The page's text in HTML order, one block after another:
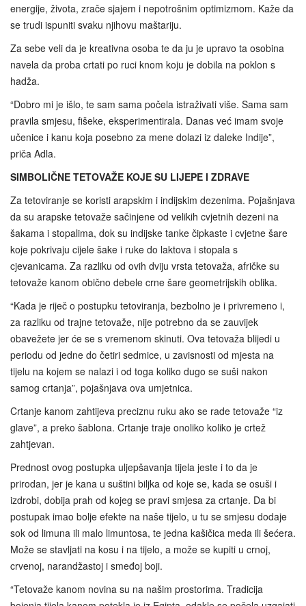
energije, života, zrače sjajem i nepotrošnim optimizmom. Kaže da
se trudi ispuniti svaku njihovu maštariju.
Za sebe veli da je kreativna osoba te da ju je upravo ta osobina
navela da proba crtati po ruci knom koju je dobila na poklon s
hadža.
“Dobro mi je išlo, te sam sama počela istraživati više. Sama sam
pravila smjesu, fišeke, eksperimentirala. Danas već imam svoje
učenice i kanu koja posebno za mene dolazi iz daleke Indije”,
priča Adla.
SIMBOLIČNE TETOVAŽE KOJE SU LIJEPE I ZDRAVE
Za tetoviranje se koristi arapskim i indijskim dezenima. Pojašnjava
da su arapske tetovaže sačinjene od velikih cvjetnih dezeni na
šakama i stopalima, dok su indijske tanke čipkaste i cvjetne šare
koje pokrivaju cijele šake i ruke do laktova i stopala s
cjevanicama. Za razliku od ovih dviju vrsta tetovaža, afričke su
tetovaže kanom obično debele crne šare geometrijskih oblika.
“Kada je riječ o postupku tetoviranja, bezbolno je i privremeno i,
za razliku od trajne tetovaže, nije potrebno da se zauvijek
obavežete jer će se s vremenom skinuti. Ova tetovaža blijedi u
periodu od jedne do četiri sedmice, u zavisnosti od mjesta na
tijelu na kojem se nalazi i od toga koliko dugo se suši nakon
samog crtanja”, pojašnjava ova umjetnica.
Crtanje kanom zahtijeva preciznu ruku ako se rade tetovaže “iz
glave”, a preko šablona. Crtanje traje onoliko koliko je crtež
zahtjevan.
Prednost ovog postupka uljepšavanja tijela jeste i to da je
prirodan, jer je kana u suštini biljka od koje se, kada se osuši i
izdrobi, dobija prah od kojeg se pravi smjesa za crtanje. Da bi
postupak imao bolje efekte na naše tijelo, u tu se smjesu dodaje
sok od limuna ili malo limuntosa, te jedna kašičica meda ili šećera.
Može se stavljati na kosu i na tijelo, a može se kupiti u crnoj,
crvenoj, narandžastoj i smeđoj boji.
“Tetovaže kanom novina su na našim prostorima. Tradicija